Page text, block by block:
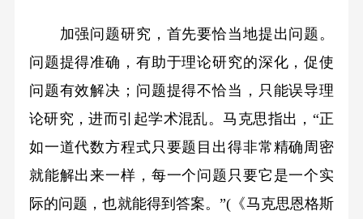
加强问题研究，首先要恰当地提出问题。
问题提得准确，有助于理论研究的深化，促使
问题有效解决；问题提得不恰当，只能误导理
论研究，进而引起学术混乱。马克思指出，“正
如一道代数方程式只要题目出得非常精确周密
就能解出来一样，每一个问题只要它是一个实
际的问题，也就能得到答案。”(《马克思恩格斯